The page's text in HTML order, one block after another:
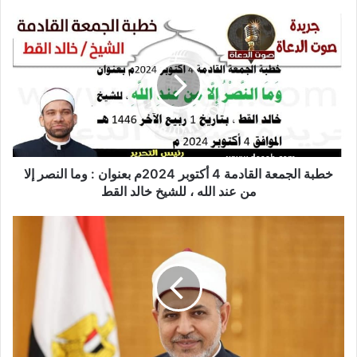
ووجه سفير إندونيسيا بالقاهرة الشكر
لوزير الأوقاف على تشريفه بالحضور ضيف
شرف في احتفال سفارة إندونيسيا
بالقاهرة باليوم الوطني لدولة إندونيسيا.
خطبة الجمعة القادمة من دروس وعبر معجزة
الإسراء والمعراج (جبر الخواطر) للدكتور مسعد
الشايب
خطبة الجمعة القادمة 4 أكتوبر 2024م بعنوان : وما النصر إلا
من عند الله ، للشيخ خالد القط